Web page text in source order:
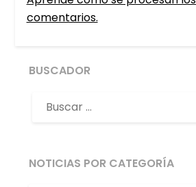
comentarios.
BUSCADOR
NOTICIAS POR CATEGORÍA